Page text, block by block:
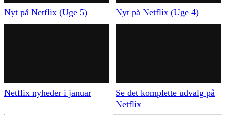
Nyt på Netflix (Uge 5) Nyt på Netflix (Uge 4)
Netflix nyheder i januar
Se det komplette udvalg på
Netflix